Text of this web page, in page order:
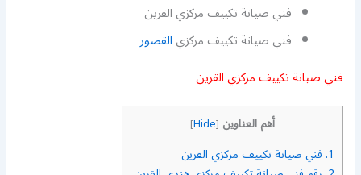
فني صيانة تكييف مركزي القرين
فني صيانة تكييف مركزيالقصور
فني صيانة تكييف مركزي القرين
أهم العناوين [
Hide
]
1. فني صيانة تكييف مركزي القرين